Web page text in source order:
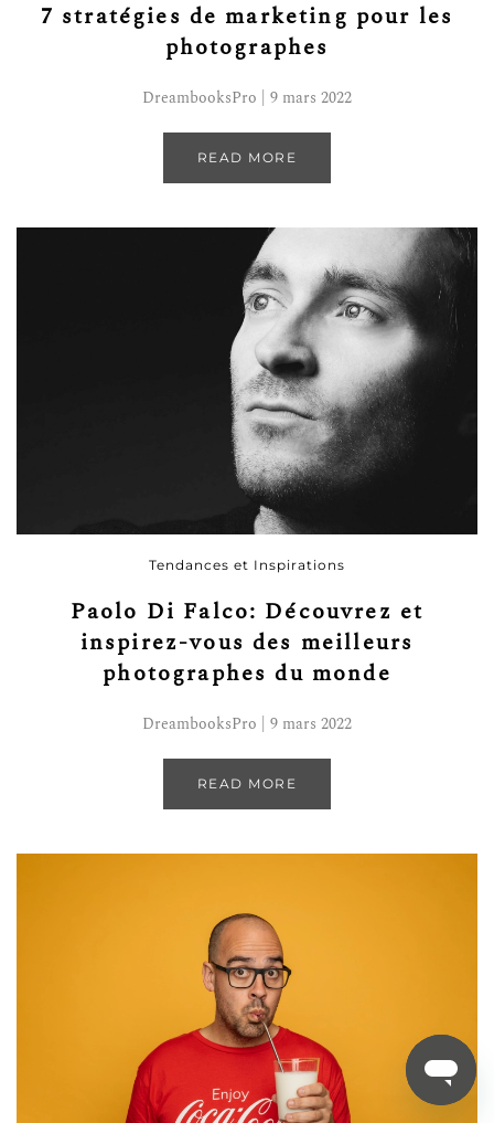
7 stratégies de marketing pour les
photographes
DreambooksPro | 9 mars 2022
READ MORE
Tendances et Inspirations
Paolo Di Falco: Découvrez et
inspirez-vous des meilleurs
photographes du monde
DreambooksPro | 9 mars 2022
READ MORE